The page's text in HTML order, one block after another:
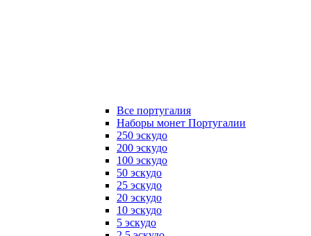
Все португалия
Наборы монет Португалии
250 эскудо
200 эскудо
100 эскудо
50 эскудо
25 эскудо
20 эскудо
10 эскудо
5 эскудо